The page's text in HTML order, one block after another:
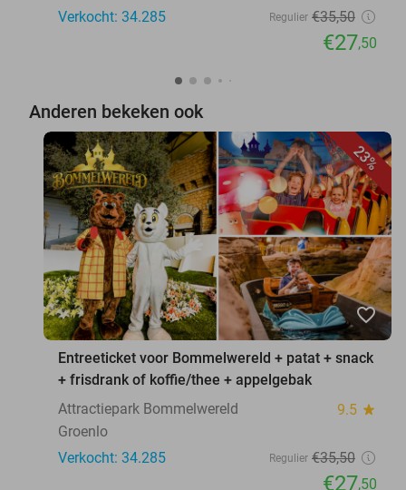
Verkocht: 34.285
Regulier €35,50
€27,50
Anderen bekeken ook
23%
favorite_border
Entreeticket voor Bommelwereld + patat + snack
+ frisdrank of koffie/thee + appelgebak
Attractiepark Bommelwereld
9.5 star
Groenlo
Verkocht: 34.285
Regulier €35,50
€27,50